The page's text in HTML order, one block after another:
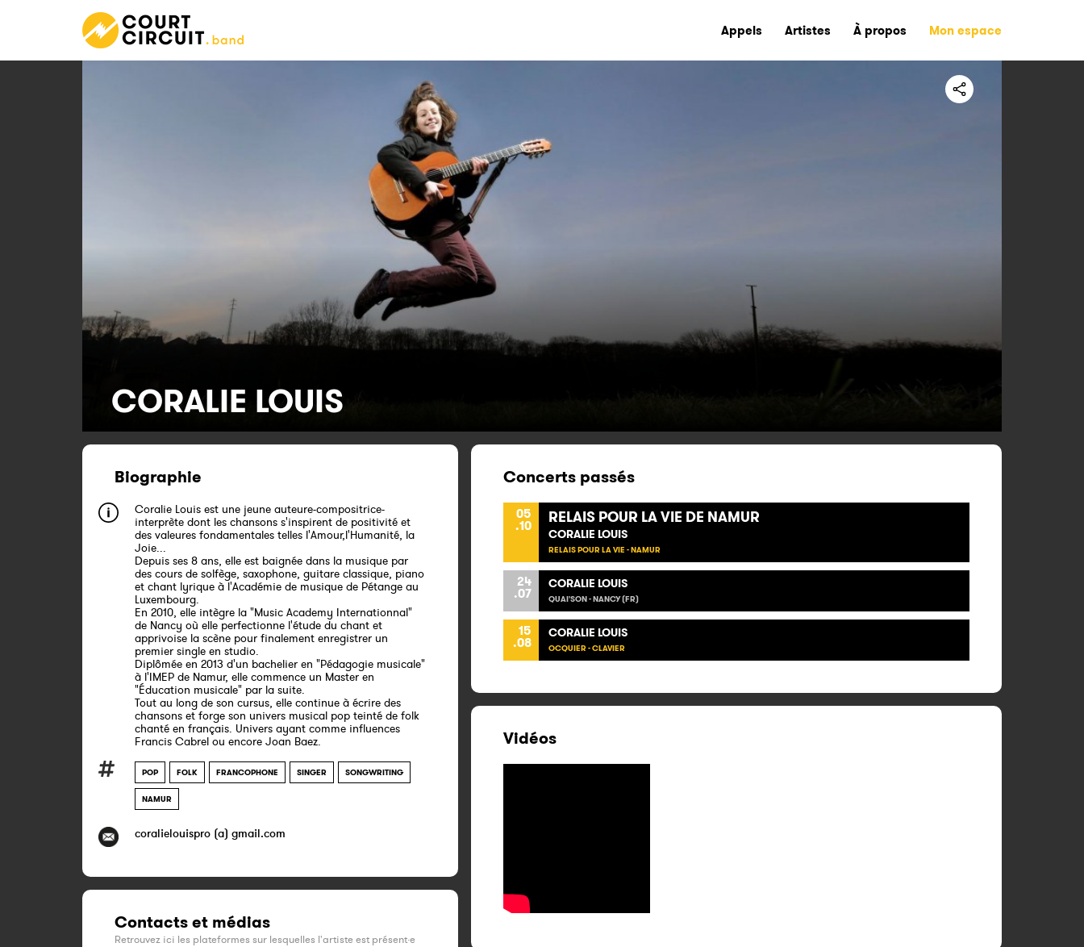
Appels Artistes À propos Mon espace
CORALIE LOUIS
Biographie
Coralie Louis est une jeune auteure-compositrice-
interprète dont les chansons s'inspirent de positivité et
des valeures fondamentales telles l'Amour,l'Humanité, la
Joie...
Depuis ses 8 ans, elle est baignée dans la musique par
des cours de solfège, saxophone, guitare classique, piano
et chant lyrique à l'Académie de musique de Pétange au
Luxembourg.
En 2010, elle intègre la "Music Academy Internationnal"
de Nancy où elle perfectionne l'étude du chant et
apprivoise la scène pour finalement enregistrer un
premier single en studio.
Diplômée en 2013 d'un bachelier en "Pédagogie musicale"
à l'IMEP de Namur, elle commence un Master en
"Éducation musicale" par la suite.
Tout au long de son cursus, elle continue à écrire des
chansons et forge son univers musical pop teinté de folk
chanté en français. Univers ayant comme influences
Francis Cabrel ou encore Joan Baez.
POP FOLK FRANCOPHONE SINGER SONGWRITING
NAMUR
coralielouispro (a) gmail.com
Contacts et médias
Retrouvez ici les plateformes sur lesquelles l'artiste est présent·e
Concerts passés
05
.10 RELAIS POUR LA VIE DE NAMUR
CORALIE LOUIS
RELAIS POUR LA VIE - NAMUR
24
.07
CORALIE LOUIS
QUAI'SON - NANCY (FR)
15
.08
CORALIE LOUIS
OCQUIER - CLAVIER
Vidéos